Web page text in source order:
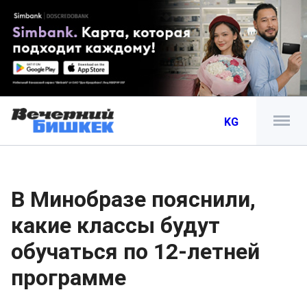
KG
В Минобразе пояснили,
какие классы будут
обучаться по 12-летней
программе